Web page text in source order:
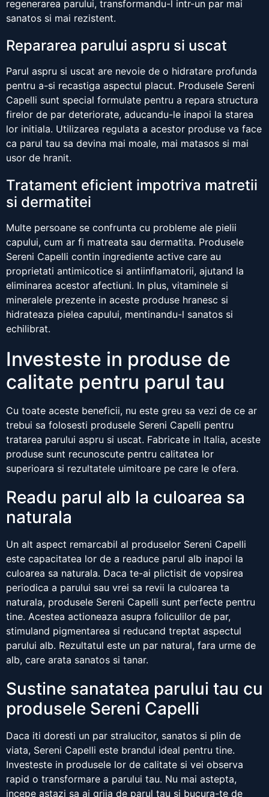
regenerarea parului, transformandu-l intr-un par mai
sanatos si mai rezistent.
Repararea parului aspru si uscat
Parul aspru si uscat are nevoie de o hidratare profunda
pentru a-si recastiga aspectul placut. Produsele Sereni
Capelli sunt special formulate pentru a repara structura
firelor de par deteriorate, aducandu-le inapoi la starea
lor initiala. Utilizarea regulata a acestor produse va face
ca parul tau sa devina mai moale, mai matasos si mai
usor de hranit.
Tratament eficient impotriva matretii
si dermatitei
Multe persoane se confrunta cu probleme ale pielii
capului, cum ar fi matreata sau dermatita. Produsele
Sereni Capelli contin ingrediente active care au
proprietati antimicotice si antiinflamatorii, ajutand la
eliminarea acestor afectiuni. In plus, vitaminele si
mineralele prezente in aceste produse hranesc si
hidrateaza pielea capului, mentinandu-l sanatos si
echilibrat.
Investeste in produse de
calitate pentru parul tau
Cu toate aceste beneficii, nu este greu sa vezi de ce ar
trebui sa folosesti produsele Sereni Capelli pentru
tratarea parului aspru si uscat. Fabricate in Italia, aceste
produse sunt recunoscute pentru calitatea lor
superioara si rezultatele uimitoare pe care le ofera.
Readu parul alb la culoarea sa
naturala
Un alt aspect remarcabil al produselor Sereni Capelli
este capacitatea lor de a readuce parul alb inapoi la
culoarea sa naturala. Daca te-ai plictisit de vopsirea
periodica a parului sau vrei sa revii la culoarea ta
naturala, produsele Sereni Capelli sunt perfecte pentru
tine. Acestea actioneaza asupra foliculilor de par,
stimuland pigmentarea si reducand treptat aspectul
parului alb. Rezultatul este un par natural, fara urme de
alb, care arata sanatos si tanar.
Sustine sanatatea parului tau cu
produsele Sereni Capelli
Daca iti doresti un par stralucitor, sanatos si plin de
viata, Sereni Capelli este brandul ideal pentru tine.
Investeste in produsele lor de calitate si vei observa
rapid o transformare a parului tau. Nu mai astepta,
incepe astazi sa ai grija de parul tau si bucura-te de